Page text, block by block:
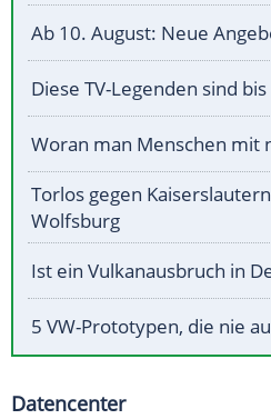
Ab 10. August: Neue
Diese TV-Legenden sind
Woran man Menschen mit
Torlos gegen
Wolfsburg
Ist ein Vulkanausbruch in
5 VW-Prototypen, die nie
Datencenter